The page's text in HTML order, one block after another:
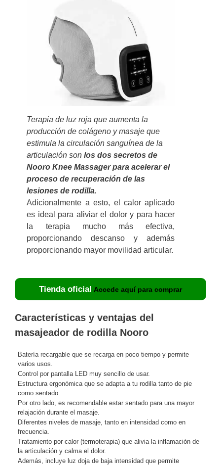
Terapia de luz roja que aumenta la
producción de colágeno y masaje que
estimula la circulación sanguínea de la
articulación sonlos dos secretos de
Nooro Knee Massager para acelerar el
proceso de recuperación de las
lesiones de rodilla.
Adicionalmente a esto, el calor aplicado
es ideal para aliviar el dolor y para hacer
la terapia mucho más efectiva,
proporcionando descanso y además
proporcionando mayor movilidad articular.
Tienda oficial Accede aquí para comprar
Características y ventajas del
masajeador de rodilla Nooro
Batería recargable que se recarga en poco tiempo y permite
varios usos.
Control por pantalla LED muy sencillo de usar.
Estructura ergonómica que se adapta a tu rodilla tanto de pie
como sentado.
Por otro lado, es recomendable estar sentado para una mayor
relajación durante el masaje.
Diferentes niveles de masaje, tanto en intensidad como en
frecuencia.
Tratamiento por calor (termoterapia) que alivia la inflamación de
la articulación y calma el dolor.
Además, incluye luz doja de baja intensidad que permite